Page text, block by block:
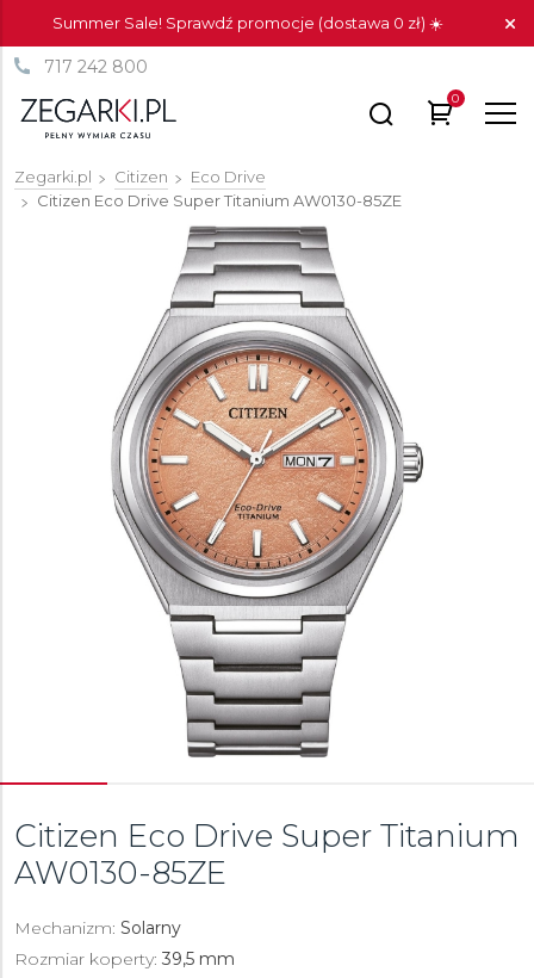
Summer Sale! Sprawdź promocje (dostawa 0 zł) ☀️
717 242 800
0
Zegarki.pl Citizen
Eco Drive
Citizen Eco Drive Super Titanium AW0130-85ZE
Citizen Eco Drive Super Titanium
AW0130-85ZE
Mechanizm: Solarny
Rozmiar koperty: 39,5 mm